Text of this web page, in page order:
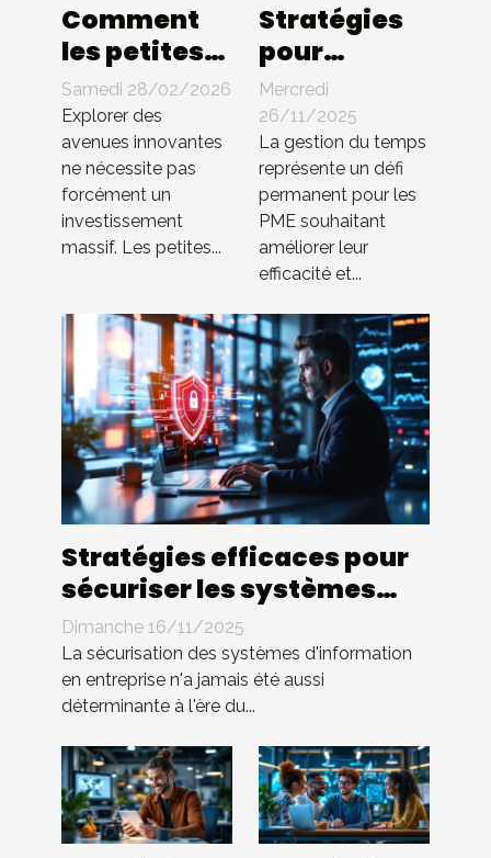
Comment
les petites
entreprises
peuvent-
elles
innover
sans gros
budget ?
Samedi 28/02/2026
Explorer des
avenues innovantes
ne nécessite pas
forcément un
investissement
massif. Les petites...
Stratégies
pour
optimiser la
gestion du
temps au
sein des PME
Mercredi
26/11/2025
La gestion du temps
représente un défi
permanent pour les
PME souhaitant
améliorer leur
efficacité et...
Stratégies efficaces pour
sécuriser les systèmes
d'information en
entreprise
Dimanche 16/11/2025
La sécurisation des systèmes d'information
en entreprise n'a jamais été aussi
déterminante à l'ère du...